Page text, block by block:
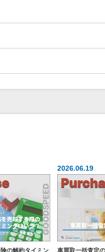
の解約タイミン
2026.06.19
車買取一括査定